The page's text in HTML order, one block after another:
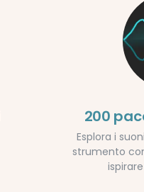
200
Esplora i
strumento